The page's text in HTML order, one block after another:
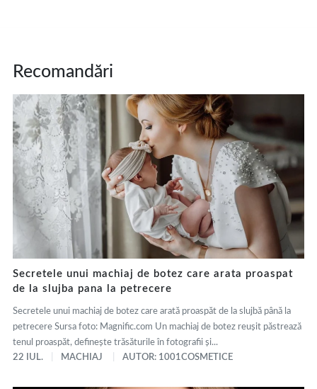
Recomandări
Secretele unui machiaj de botez care arata proaspat
de la slujba pana la petrecere
Secretele unui machiaj de botez care arată proaspăt de la slujbă până la
petrecere Sursa foto: Magnific.com Un machiaj de botez reușit păstrează
tenul proaspăt, definește trăsăturile în fotografii și...
22 IUL.
MACHIAJ AUTOR: 1001COSMETICE